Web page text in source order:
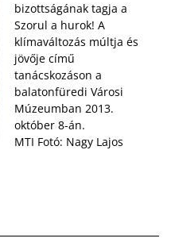
bizottságának tagja a
Szorul a hurok! A
klímaváltozás múltja és
jövője című
tanácskozáson a
balatonfüredi Városi
Múzeumban 2013.
október 8-án.
MTI Fotó: Nagy Lajos